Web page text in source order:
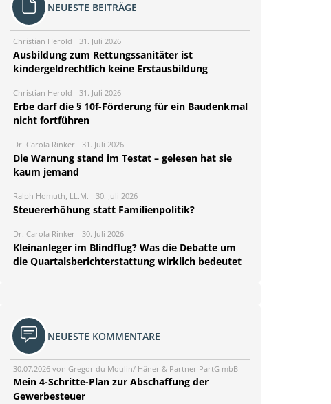
NEUESTE BEITRÄGE
Christian Herold 31. Juli 2026
Ausbildung zum Rettungssanitäter ist
kindergeldrechtlich keine Erstausbildung
Christian Herold 31. Juli 2026
Erbe darf die § 10f-Förderung für ein Baudenkmal
nicht fortführen
Dr. Carola Rinker 31. Juli 2026
Die Warnung stand im Testat – gelesen hat sie
kaum jemand
Ralph Homuth, LL.M. 30. Juli 2026
Steuererhöhung statt Familienpolitik?
Dr. Carola Rinker 30. Juli 2026
Kleinanleger im Blindflug? Was die Debatte um
die Quartalsberichterstattung wirklich bedeutet
NEUESTE KOMMENTARE
30.07.2026 von Gregor du Moulin/ Häner & Partner PartG mbB
Mein 4-Schritte-Plan zur Abschaffung der
Gewerbesteuer